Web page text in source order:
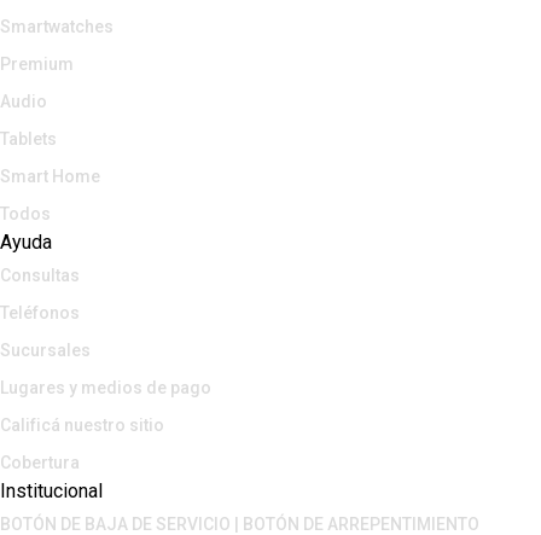
Smartwatches
Premium
Audio
Tablets
Smart Home
Todos
Ayuda
Consultas
Teléfonos
Sucursales
Lugares y medios de pago
Calificá nuestro sitio
Cobertura
Institucional
BOTÓN DE BAJA DE SERVICIO | BOTÓN DE ARREPENTIMIENTO